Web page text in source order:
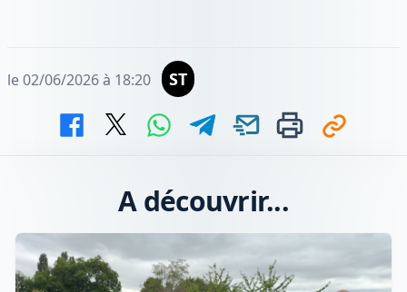
le 02/06/2026 à 18:20 ST
A découvrir...